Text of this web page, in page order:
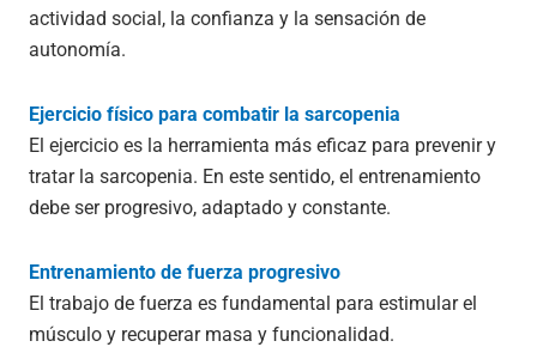
actividad social, la confianza y la sensación de
autonomía.
Ejercicio físico para combatir la sarcopenia
El ejercicio es la herramienta más eficaz para prevenir y
tratar la sarcopenia. En este sentido, el entrenamiento
debe ser progresivo, adaptado y constante.
Entrenamiento de fuerza progresivo
El trabajo de fuerza es fundamental para estimular el
músculo y recuperar masa y funcionalidad.